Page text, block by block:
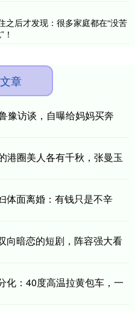
之后才发现：很多家庭都在“没苦
章
豫访谈，自曝给妈妈买奔
港圈美人各有千秋，张曼玉
体面离婚：有钱只是不辛
向暗恋的短剧，阵容强大看
化：40度高温拉黄包车，一